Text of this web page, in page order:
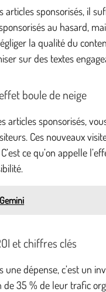
sponsorisés, il
au hasard,
la qualité du
sur des textes
boule de neige
articles sponsorisés,
Ces nouveaux
ce qu’on appelle
et chiffres clés
une dépense, c’est
35 % de leur trafic